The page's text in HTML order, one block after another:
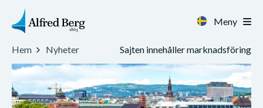
Meny
Sajten innehåller marknadsföring
Hem Nyheter